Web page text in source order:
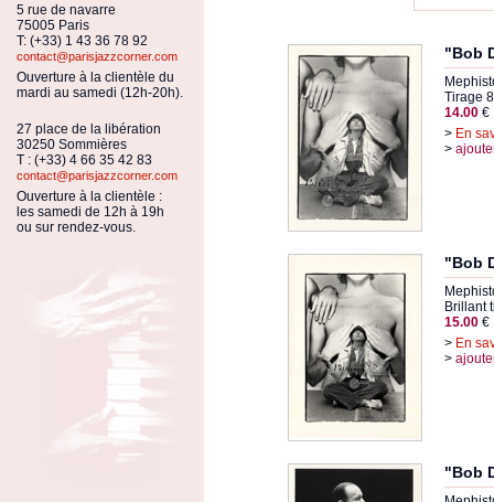
5 rue de navarre
75005 Paris
T: (+33) 1 43 36 78 92
contact@parisjazzcorner.com
Ouverture à la clientèle du
mardi au samedi (12h-20h).
27 place de la libération
30250 Sommières
T : (+33) 4 66 35 42 83
contact@parisjazzcorner.com
Ouverture à la clientèle :
les samedi de 12h à 19h
ou sur rendez-vous.
"Bob
Tirage
14.00 €
> En
>
"Bob
Brillant
15.00 €
> En
>
"Bob